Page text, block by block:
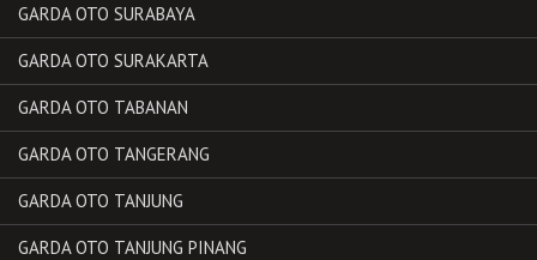
GARDA OTO SURABAYA
GARDA OTO SURAKARTA
GARDA OTO TABANAN
GARDA OTO TANGERANG
GARDA OTO TANJUNG
GARDA OTO TANJUNG PINANG